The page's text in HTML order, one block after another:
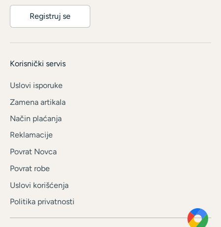
Registruj se
Korisnički servis
Uslovi isporuke
Zamena artikala
Način plaćanja
Reklamacije
Povrat Novca
Povrat robe
Uslovi korišćenja
Politika privatnosti